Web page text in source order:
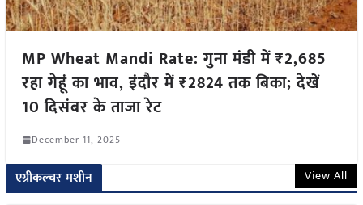
MP Wheat Mandi Rate: गुना मंडी में ₹2,685
रहा गेहूं का भाव, इंदौर में ₹2824 तक बिका; देखें
10 दिसंबर के ताजा रेट
December 11, 2025
एग्रीकल्चर मशीन View All